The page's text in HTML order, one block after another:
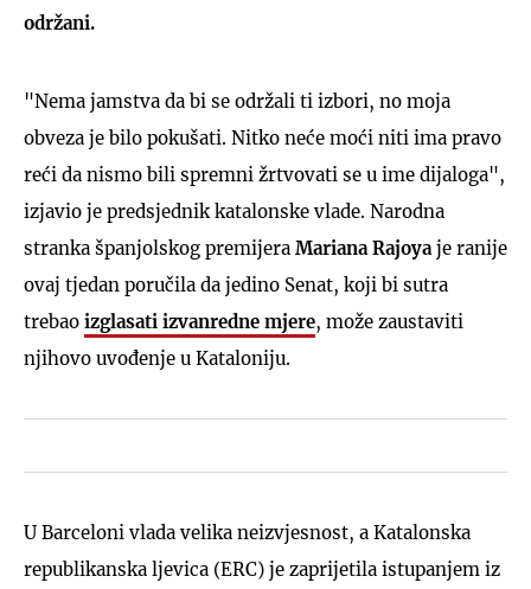
održani.
"Nema jamstva da bi se održali ti izbori, no moja
obveza je bilo pokušati. Nitko neće moći niti ima pravo
reći da nismo bili spremni žrtvovati se u ime dijaloga",
izjavio je predsjednik katalonske vlade. Narodna
stranka španjolskog premijera Mariana Rajoya je ranije
ovaj tjedan poručila da jedino Senat, koji bi sutra
trebao izglasati izvanredne mjere, može zaustaviti
njihovo uvođenje u Kataloniju.
U Barceloni vlada velika neizvjesnost, a Katalonska
republikanska ljevica (ERC) je zaprijetila istupanjem iz